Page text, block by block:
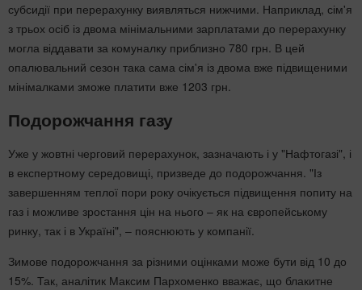
субсидії при перерахунку виявляться нижчими. Наприклад, сім'я
з трьох осіб із двома мінімальними зарплатами до перерахунку
могла віддавати за комуналку приблизно 780 грн. В цей
опалювальний сезон така сама сім'я із двома вже підвищеними
мінімалками зможе платити вже 1203 грн.
Подорожчання газу
Уже у жовтні черговий перерахунок, зазначають і у "Нафтогазі", і
в експертному середовищі, призведе до подорожчання. "Із
завершенням теплої пори року очікується підвищення попиту на
газ і можливе зростання цін на нього – як на європейському
ринку, так і в Україні", – пояснюють у компанії.
Зимове подорожчання за різними оцінками може бути від 10 до
15%. Так, аналітик Максим Пархоменко вважає, що блакитне